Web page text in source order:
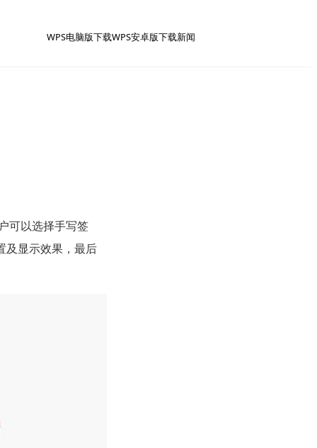
WPS电脑版下载WPS安卓版下载新闻
可以选择手写签
及显示效果，最后